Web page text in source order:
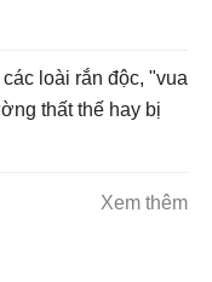
loài rắn độc, "vua
thất thế hay bị
Xem thêm